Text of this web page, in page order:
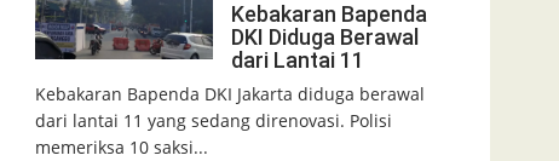
Kebakaran Bapenda
DKI Diduga Berawal
dari Lantai 11
Kebakaran Bapenda DKI Jakarta diduga berawal
dari lantai 11 yang sedang direnovasi. Polisi
memeriksa 10 saksi...